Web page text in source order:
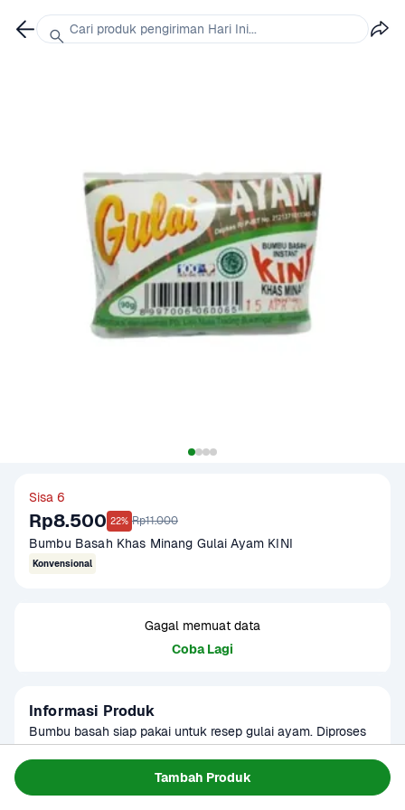
Tambah Produk
Sisa 6
Rp8.500 22% Rp11.000
Bumbu Basah Khas Minang Gulai Ayam KINI
Konvensional
Gagal memuat data
Coba Lagi
Informasi Produk
Bumbu basah siap pakai untuk resep gulai ayam. Diproses
secara konvensional dengan rempah dan bahan-bahan
alami pilihan. Tanpa tambahan perasa, pewarna, atau
Bumbu & Saus
Cari produk pengiriman Hari Ini...